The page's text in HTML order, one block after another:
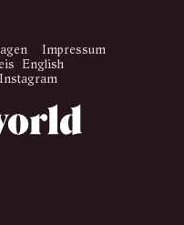
Impressum
English
Instagram